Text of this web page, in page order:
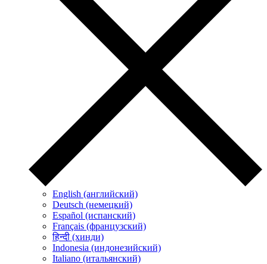
English (английский)
Deutsch (немецкий)
Español (испанский)
Français (французский)
हिन्दी (хинди)
Indonesia (индонезийский)
Italiano (итальянский)